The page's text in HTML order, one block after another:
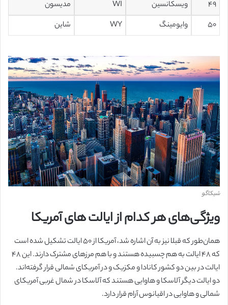
۴۹
ویسکانسین WI
مدیسون
۵۰
وایومینگ WY شاین
شیکاگو
ویژگی‌های هر کدام از ایالت های آمریکا
همان‌طور که قبلا نیز به آن اشاره شد، آمریکا از ۵۰ ایالت تشکیل شده است
که ۴۸ ایالت به هم چسبیده هستند و با هم مرزهای مشترک دارند. این ۴۸
ایالت در بین دو کشور کانادا و مکزیک و در آمریکای شمالی قرار گرفته‌اند.
دو ایالت دیگر آلاسکا و هاوایی هستند که آلاسکا در شمال غربی آمریکای
شمالی و هاوایی در اقیانوس آرام قرار دارد.